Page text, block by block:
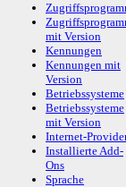
mit Version
Kennungen
Kennungen mit
Version
Betriebssysteme
Betriebssysteme
mit Version
Internet-
Installierte Add-
Ons
Sprache